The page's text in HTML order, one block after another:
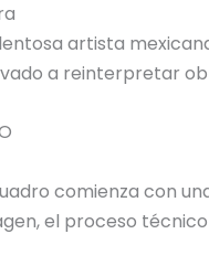
artista
a reinterpretar
comienza con
el proceso técnico